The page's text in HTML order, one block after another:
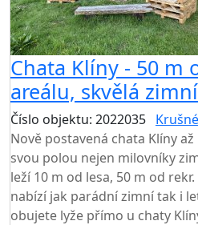
Chata Klíny - 50 m
areálu, skvělá
Číslo objektu: 2022035
Nově postavená chata Klíny
svou polou nejen milovníky
leží 10 m od lesa, 50 m od
nabízí jak parádní zimní tak i
obujete lyže přímo u chaty